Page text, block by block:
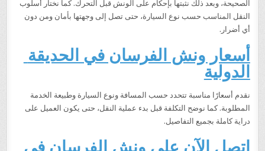
أي أضرار.
الدولية
دراية كاملة بجميع التفاصيل.